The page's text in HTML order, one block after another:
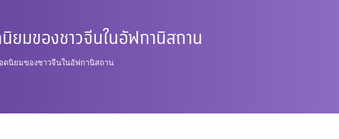
ยมของชาวจีนในอัฟกานิสถาน
ดนิยมของชาวจีนในอัฟกานิสถาน